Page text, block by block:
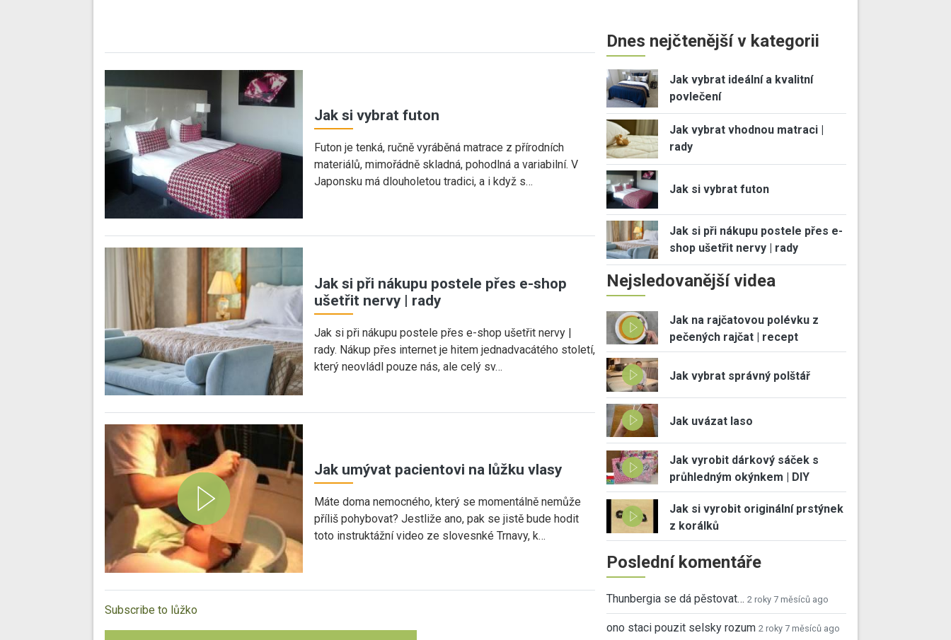
Jak si vybrat futon
Futon je tenká, ručně vyráběná matrace z přírodních
materiálů, mimořádně skladná, pohodlná a variabilní. V
Japonsku má dlouholetou tradici, a i když s…
Jak si při nákupu postele přes e-shop
ušetřit nervy | rady
Jak si při nákupu postele přes e-shop ušetřit nervy |
rady. Nákup přes internet je hitem jednadvacátého století,
který neovládl pouze nás, ale celý sv…
Jak umývat pacientovi na lůžku vlasy
Máte doma nemocného, který se momentálně nemůže
příliš pohybovat? Jestliže ano, pak se jistě bude hodit
toto instruktážní video ze slovesnké Trnavy, k…
Subscribe to lůžko
Dnes nejčtenější v kategorii
Jak vybrat ideální a kvalitní
povlečení
Jak vybrat vhodnou matraci |
rady
Jak si vybrat futon
Jak si při nákupu postele přes e-
shop ušetřit nervy | rady
Nejsledovanější videa
Jak na rajčatovou polévku z
pečených rajčat | recept
Jak vybrat správný polštář
Jak uvázat laso
Jak vyrobit dárkový sáček s
průhledným okýnkem | DIY
Jak si vyrobit originální prstýnek
z korálků
Poslední komentáře
Thunbergia se dá pěstovat… 2 roky 7 měsíců ago
ono staci pouzit selsky rozum 2 roky 7 měsíců ago